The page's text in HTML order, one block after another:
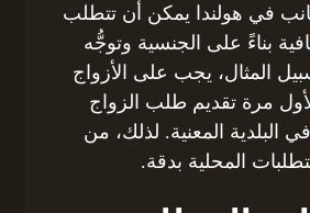
في هولندا يمكن أن تتطلب
بناءً على الجنسية وتوجُّه
المثال، يجب على الأزواج
مرة تقديم طلب الزواج
المعنية. لذلك، من
المحلية بدقة.